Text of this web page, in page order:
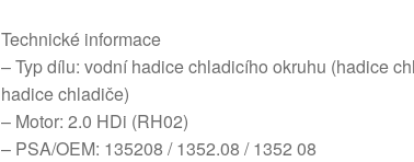
Technické informace
– Typ dílu: vodní hadice chladicího okruhu (hadice
hadice chladiče)
– Motor: 2.0 HDi (RH02)
– PSA/OEM: 135208 / 1352.08 / 1352 08